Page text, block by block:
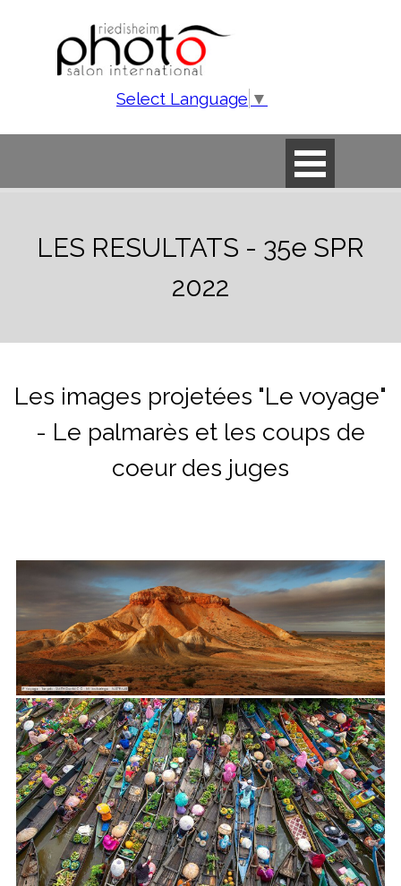
Sauter le menu
Select Language ▼
LES RESULTATS - 35e SPR
2022
Les images projetées "Le voyage"
- Le palmarès et les coups de
coeur des juges